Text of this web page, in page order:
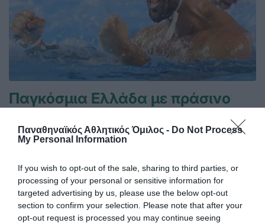
Παναθηναϊκός Αθλητικός Όμιλος - Do Not Process
My Personal Information
If you wish to opt-out of the sale, sharing to third parties, or
processing of your personal or sensitive information for
targeted advertising by us, please use the below opt-out
section to confirm your selection. Please note that after your
opt-out request is processed you may continue seeing
Παγκόσμια Ελλάδα με πράσινο
Ο Παναθηναϊκός Α.Ο. συγχαίρει την Ελλάδα για την
κατάκτηση της κορυφής του κόσμου που είχε φαρδιά
26.07.2026 ΠΟΛΟ ΑΝΔΡΩΝ